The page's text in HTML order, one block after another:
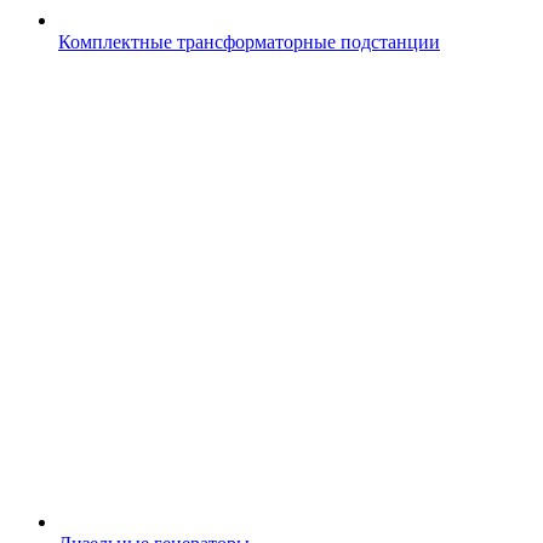
Комплектные трансформаторные подстанции